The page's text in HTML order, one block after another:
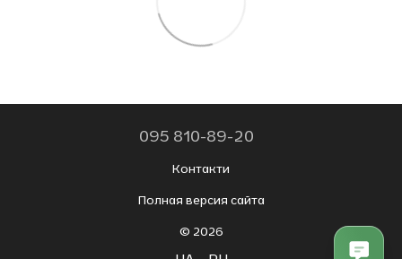
095 810-89-20
Контакти
Полная версия сайта
© 2026